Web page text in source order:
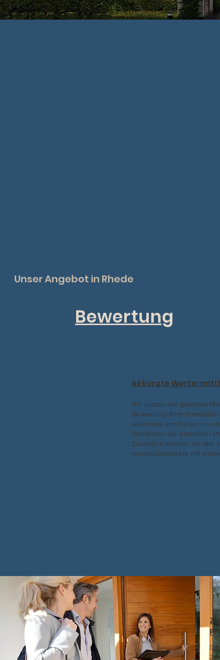
Unser Angebot in Rhede
Bewertung
Akkurate
Wir nutzen die gleichen
Bewertung Ihrer Immobilie
Gutachter und halten uns
Richtlinien der einzelnen
Zusätzlich können wir den
vergleichsobjekte mit